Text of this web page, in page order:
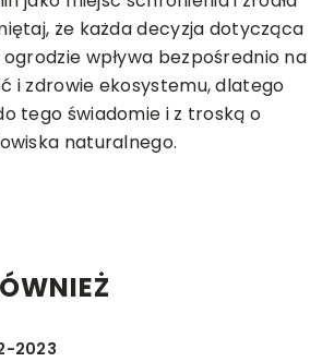
że każda decyzja dotycząca
wpływa bezpośrednio na
i zdrowie ekosystemu, dlatego
tego świadomie i z troską o
naturalnego.
2023